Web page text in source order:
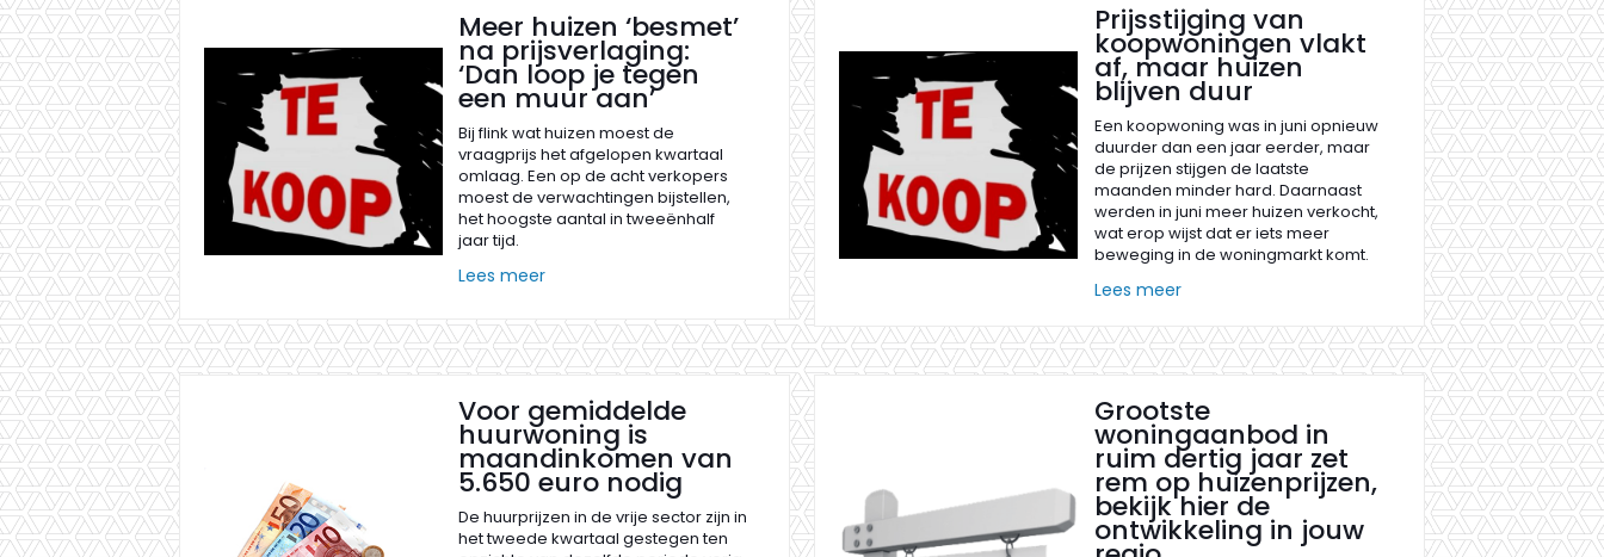
Meer huizen ‘besmet’
na prijsverlaging:
‘Dan loop je tegen
een muur aan’
Bij flink wat huizen moest de
vraagprijs het afgelopen kwartaal
omlaag. Een op de acht verkopers
moest de verwachtingen bijstellen,
het hoogste aantal in tweeënhalf
jaar tijd.
Lees meer
Prijsstijging van
koopwoningen vlakt
af, maar huizen
blijven duur
Een koopwoning was in juni opnieuw
duurder dan een jaar eerder, maar
de prijzen stijgen de laatste
maanden minder hard. Daarnaast
werden in juni meer huizen verkocht,
wat erop wijst dat er iets meer
beweging in de woningmarkt komt.
Lees meer
Voor gemiddelde
huurwoning is
maandinkomen van
5.650 euro nodig
De huurprijzen in de vrije sector zijn in
het tweede kwartaal gestegen ten
Grootste
woningaanbod in
ruim dertig jaar zet
rem op huizenprijzen,
bekijk hier de
ontwikkeling in jouw